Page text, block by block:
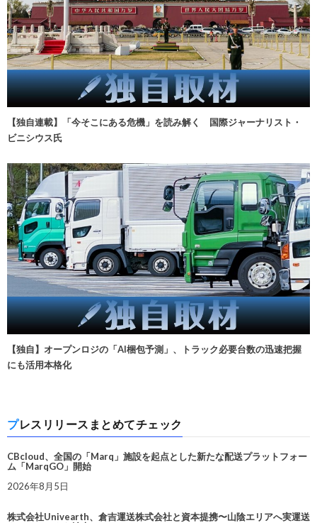
【独自連載】「今そこにある危機」を読み解く 国際ジャーナリスト・
ビニシウス氏
【独自】オープンロジの「AI梱包予測」、トラック必要台数の迅速把握
にも活用本格化
プレスリリースまとめてチェック
CBcloud、全国の「Marq」施設を起点とした新たな配送プラットフォー
ム「MarqGO」開始
2026年8月5日
株式会社Univearth、倉吉運送株式会社と資本提携〜山陰エリアへ実運送